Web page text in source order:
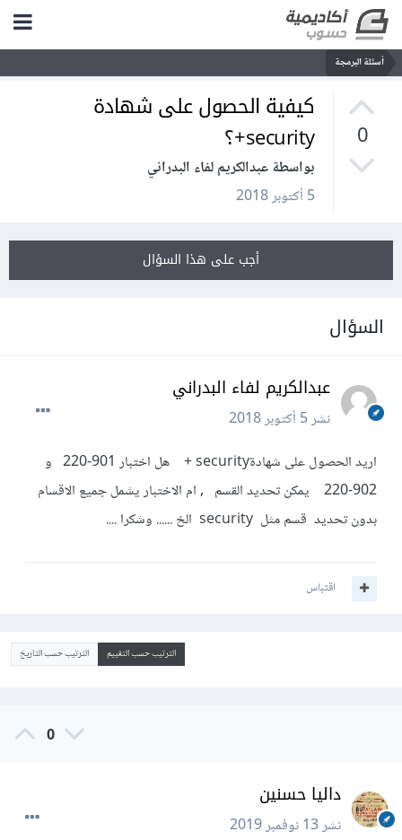
أسئلة البرمجة
0
كيفية الحصول على شهادة
security+؟
بواسطة عبدالكريم لفاء البدراني
5 أكتوبر 2018
أجب على هذا السؤال
السؤال
عبدالكريم لفاء البدراني
نشر5 أكتوبر 2018
اريد الحصول على شهادةsecurity + هل اختبار 901-220 و
902-220 يمكن تحديد القسم , ام الاختبار يشمل جميع الاقسام
بدون تحديد قسم مثل security الخ ...... وشكرا ....
اقتباس
الترتيب حسب التقييم الترتيب حسب التاريخ
0
داليا حسنين
نشر13 نوفمبر 2019